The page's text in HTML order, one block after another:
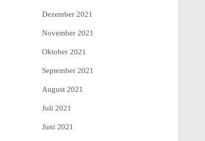
Dezember 2021
November 2021
Oktober 2021
September 2021
August 2021
Juli 2021
Juni 2021